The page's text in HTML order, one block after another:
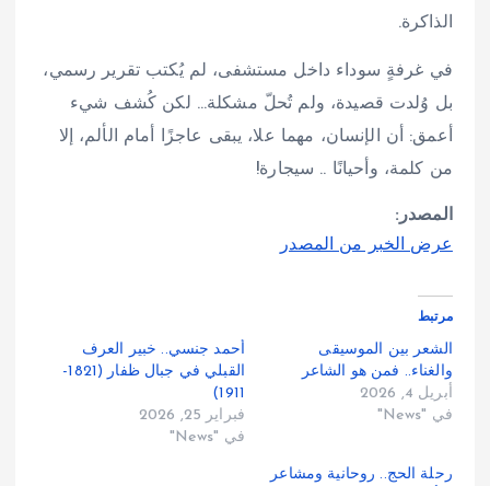
الذاكرة.
في غرفةٍ سوداء داخل مستشفى، لم يُكتب تقرير رسمي،
بل وُلدت قصيدة، ولم تُحلّ مشكلة… لكن كُشف شيء
أعمق: أن الإنسان، مهما علا، يبقى عاجزًا أمام الألم، إلا
من كلمة، وأحيانًا .. سيجارة!
المصدر:
عرض الخبر من المصدر
مرتبط
الشعر بين الموسيقى
والغناء.. فمن هو الشاعر
أبريل 4, 2026
في "News"
أحمد جنسي.. خبير العرف
القبلي في جبال ظفار (1821-
1911)
فبراير 25, 2026
في "News"
رحلة الحج.. روحانية ومشاعر